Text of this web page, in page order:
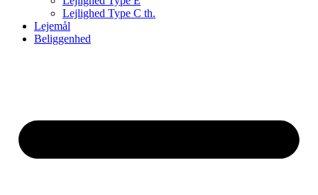
Lejlighed Type C th.
Lejemål
Beliggenhed